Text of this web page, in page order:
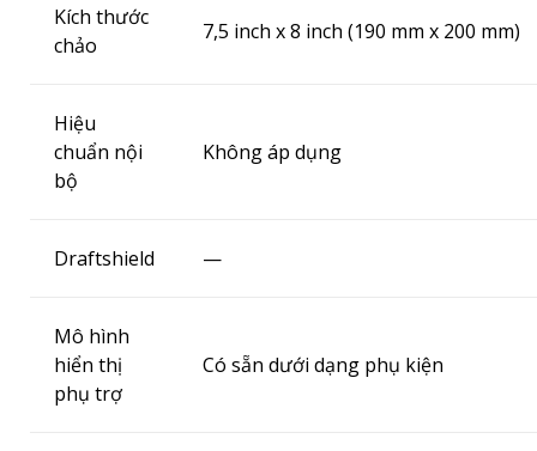
Kích thước
chảo
7,5 inch x 8 inch (190 mm x 200 mm)
Hiệu
chuẩn nội
bộ
Không áp dụng
Draftshield —
Mô hình
hiển thị
phụ trợ
Có sẵn dưới dạng phụ kiện